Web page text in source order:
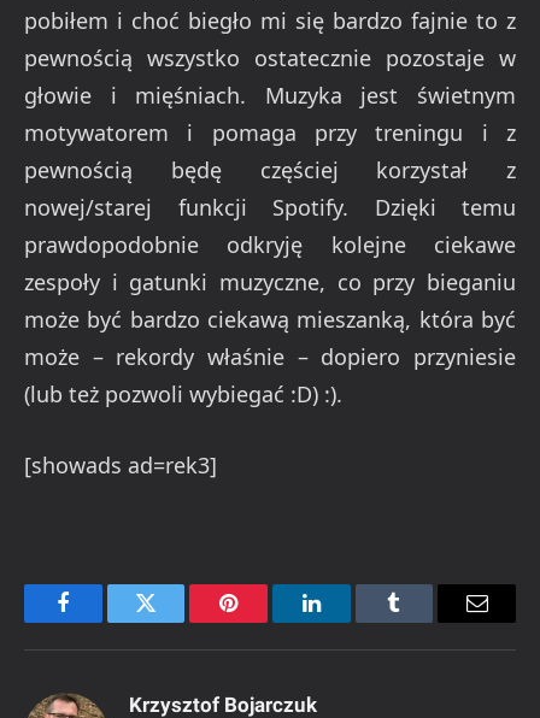
pobiłem i choć biegło mi się bardzo fajnie to z
pewnością wszystko ostatecznie pozostaje w
głowie i mięśniach. Muzyka jest świetnym
motywatorem i pomaga przy treningu i z
pewnością będę częściej korzystał z
nowej/starej funkcji Spotify. Dzięki temu
prawdopodobnie odkryję kolejne ciekawe
zespoły i gatunki muzyczne, co przy bieganiu
może być bardzo ciekawą mieszanką, która być
może – rekordy właśnie – dopiero przyniesie
(lub też pozwoli wybiegać :D) :).
[showads ad=rek3]
FacebookTwitter Pinterest LinkedInTumblr Email
Krzysztof Bojarczuk